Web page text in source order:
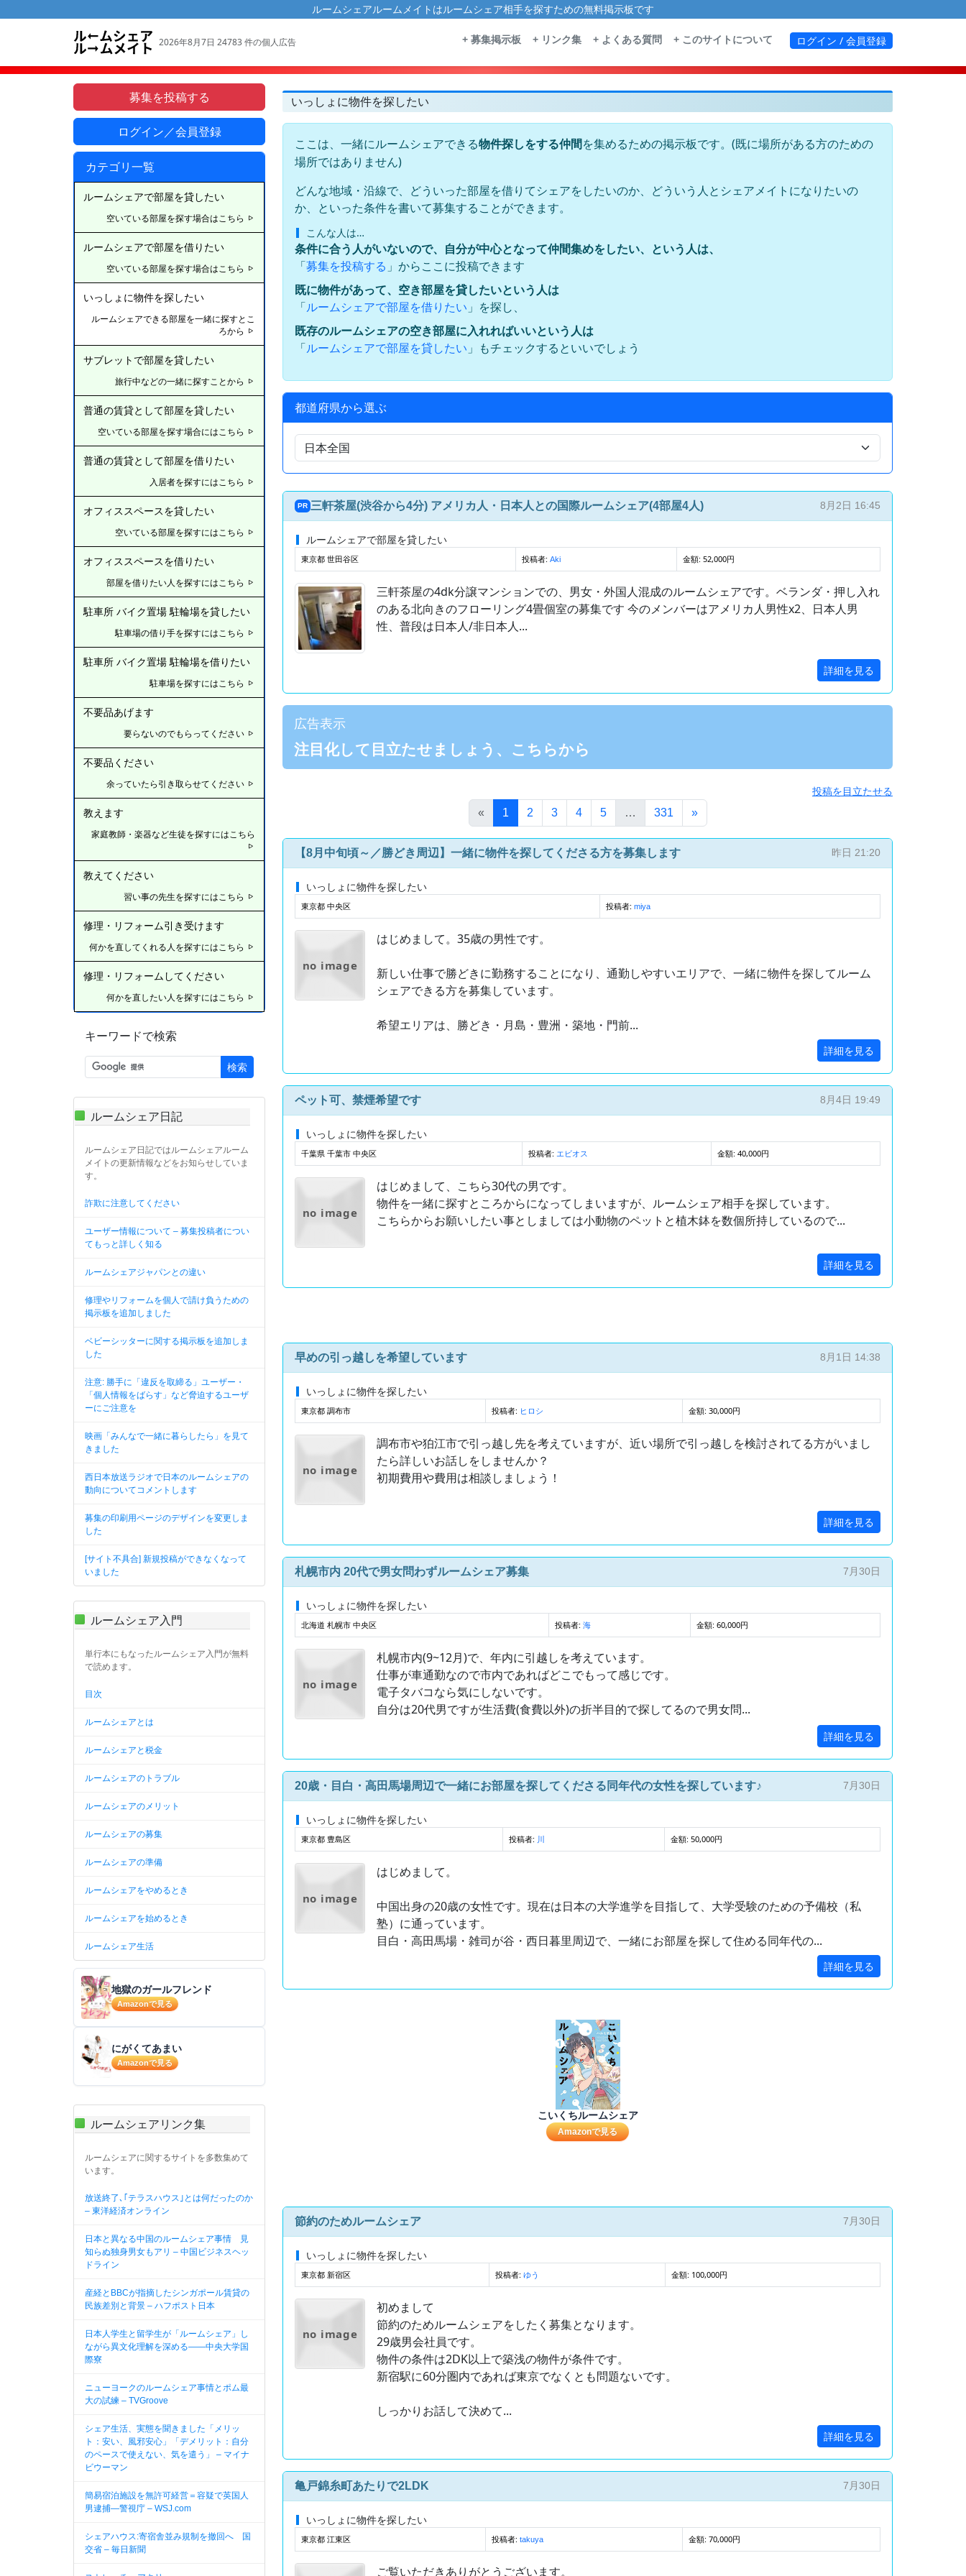
ルームシェアルームメイトはルームシェア相手を探すための無料掲示板です
2026年8月7日 24783 件の個人広告 + 募集掲示板 + リンク集 + よくある質問 + このサイトについて ログイン / 会員登録
募集を投稿する
ログイン／会員登録
カテゴリ一覧
ルームシェアで部屋を貸したい
空いている部屋を探す場合はこちら
ルームシェアで部屋を借りたい
空いている部屋を探す場合はこちら
いっしょに物件を探したい
ルームシェアできる部屋を一緒に探すとこ
ろから
サブレットで部屋を貸したい
旅行中などの一緒に探すことから
普通の賃貸として部屋を貸したい
空いている部屋を探す場合にはこちら
普通の賃貸として部屋を借りたい
入居者を探すにはこちら
オフィススペースを貸したい
空いている部屋を探すにはこちら
オフィススペースを借りたい
部屋を借りたい人を探すにはこちら
駐車所 バイク置場 駐輪場を貸したい
駐車場の借り手を探すにはこちら
駐車所 バイク置場 駐輪場を借りたい
駐車場を探すにはこちら
不要品あげます
要らないのでもらってください
不要品ください
余っていたら引き取らせてください
教えます
家庭教師・楽器など生徒を探すにはこちら
教えてください
習い事の先生を探すにはこちら
修理・リフォーム引き受けます
何かを直してくれる人を探すにはこちら
修理・リフォームしてください
何かを直したい人を探すにはこちら
キーワードで検索
検索
ルームシェア日記
ルームシェア日記ではルームシェアルーム
メイトの更新情報などをお知らせしていま
す。
詐欺に注意してください
ユーザー情報について – 募集投稿者につい
てもっと詳しく知る
ルームシェアジャパンとの違い
修理やリフォームを個人で請け負うための
掲示板を追加しました
ベビーシッターに関する掲示板を追加しま
した
注意: 勝手に「違反を取締る」ユーザー・
「個人情報をばらす」など脅迫するユーザ
ーにご注意を
映画「みんなで一緒に暮らしたら」を見て
きました
西日本放送ラジオで日本のルームシェアの
動向についてコメントします
募集の印刷用ページのデザインを変更しま
した
[サイト不具合] 新規投稿ができなくなって
いました
ルームシェア入門
単行本にもなったルームシェア入門が無料
で読めます。
目次
ルームシェアとは
ルームシェアと税金
ルームシェアのトラブル
ルームシェアのメリット
ルームシェアの募集
ルームシェアの準備
ルームシェアをやめるとき
ルームシェアを始めるとき
ルームシェア生活
地獄のガールフレンド
Amazonで見る
にがくてあまい
Amazonで見る
ルームシェアリンク集
ルームシェアに関するサイトを多数集めて
います。
放送終了､｢テラスハウス｣とは何だったのか
– 東洋経済オンライン
日本と異なる中国のルームシェア事情 見
知らぬ独身男女もアリ – 中国ビジネスヘッ
ドライン
産経とBBCが指摘したシンガポール賃貸の
民族差別と背景 – ハフポスト日本
日本人学生と留学生が「ルームシェア」し
ながら異文化理解を深める――中央大学国
際寮
ニューヨークのルームシェア事情とポム最
大の試練 – TVGroove
シェア生活、実態を聞きました「メリッ
ト：安い、風邪安心」「デメリット：自分
のペースで使えない、気を遣う」 – マイナ
ビウーマン
簡易宿泊施設を無許可経営＝容疑で英国人
男逮捕—警視庁 – WSJ.com
シェアハウス:寄宿舎並み規制を撤回へ 国
交省 – 毎日新聞
いっしょに物件を探したい
ここは、一緒にルームシェアできる物件探しをする仲間 を集めるための掲示板です。(既に場所がある方のための
場所ではありません)
どんな地域・沿線で、どういった部屋を借りてシェアをしたいのか、どういう人とシェアメイトになりたいの
か、といった条件を書いて募集することができます。
こんな人は…
条件に合う人がいないので、自分が中心となって仲間集めをしたい、という人は、
「募集を投稿する 」からここに投稿できます
既に物件があって、空き部屋を貸したいという人は
「ルームシェアで部屋を借りたい 」を探し、
既存のルームシェアの空き部屋に入れればいいという人は
「ルームシェアで部屋を貸したい 」もチェックするといいでしょう
都道府県から選ぶ
PR 三軒茶屋(渋谷から4分) アメリカ人・日本人との国際ルームシェア(4部屋4人) 8月2日 16:45
ルームシェアで部屋を貸したい
東京都 世田谷区 投稿者: Aki 金額: 52,000円
三軒茶屋の4dk分譲マンションでの、男女・外国人混成のルームシェアです。ベランダ・押し入れ
のある北向きのフローリング4畳個室の募集です 今のメンバーはアメリカ人男性x2、日本人男
性、普段は日本人/非日本人...
詳細を見る
広告表示
注目化して目立たせましょう、こちらから
投稿を目立たせる
« 1 (このページ)
2 3 4 5 … 331 »
【8月中旬頃～／勝どき周辺】一緒に物件を探してくださる方を募集します 昨日 21:20
いっしょに物件を探したい
東京都 中央区 投稿者: miya
no image
はじめまして。35歳の男性です。
新しい仕事で勝どきに勤務することになり、通勤しやすいエリアで、一緒に物件を探してルーム
シェアできる方を募集しています。
希望エリアは、勝どき・月島・豊洲・築地・門前...
詳細を見る
ペット可、禁煙希望です 8月4日 19:49
いっしょに物件を探したい
千葉県 千葉市 中央区 投稿者: エビオス 金額: 40,000円
no image
はじめまして、こちら30代の男です。
物件を一緒に探すところからになってしまいますが、ルームシェア相手を探しています。
こちらからお願いしたい事としましては小動物のペットと植木鉢を数個所持しているので...
詳細を見る
早めの引っ越しを希望しています 8月1日 14:38
いっしょに物件を探したい
東京都 調布市 投稿者: ヒロシ 金額: 30,000円
no image
調布市や狛江市で引っ越し先を考えていますが、近い場所で引っ越しを検討されてる方がいまし
たら詳しいお話しをしませんか？
初期費用や費用は相談しましょう！
詳細を見る
札幌市内 20代で男女問わずルームシェア募集 7月30日
いっしょに物件を探したい
北海道 札幌市 中央区 投稿者: 海 金額: 60,000円
no image
札幌市内(9~12月)で、年内に引越しを考えています。
仕事が車通勤なので市内であればどこでもって感じです。
電子タバコなら気にしないです。
自分は20代男ですが生活費(食費以外)の折半目的で探してるので男女問...
詳細を見る
20歳・目白・高田馬場周辺で一緒にお部屋を探してくださる同年代の女性を探しています♪ 7月30日
いっしょに物件を探したい
東京都 豊島区 投稿者: 川 金額: 50,000円
no image
はじめまして。
中国出身の20歳の女性です。現在は日本の大学進学を目指して、大学受験のための予備校（私
塾）に通っています。
目白・高田馬場・雑司が谷・西日暮里周辺で、一緒にお部屋を探して住める同年代の...
詳細を見る
こいくちルームシェア
Amazonで見る
節約のためルームシェア 7月30日
いっしょに物件を探したい
東京都 新宿区 投稿者: ゆう 金額: 100,000円
no image
初めまして
節約のためルームシェアをしたく募集となります。
29歳男会社員です。
物件の条件は2DK以上で築浅の物件が条件です。
新宿駅に60分圏内であれば東京でなくとも問題ないです。
しっかりお話して決めて...
詳細を見る
亀戸錦糸町あたりで2LDK 7月30日
いっしょに物件を探したい
東京都 江東区 投稿者: takuya 金額: 70,000円
ご覧いただきありがとうございます。